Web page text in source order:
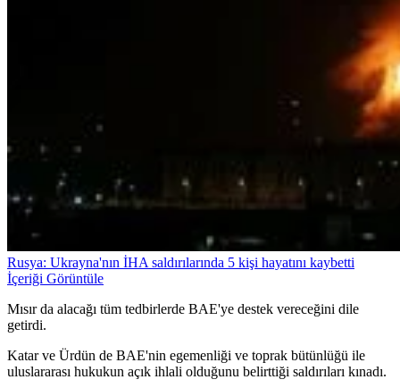
Rusya: Ukrayna'nın İHA saldırılarında 5 kişi hayatını kaybetti
İçeriği Görüntüle
Mısır da alacağı tüm tedbirlerde BAE'ye destek vereceğini dile
getirdi.
Katar ve Ürdün de BAE'nin egemenliği ve toprak bütünlüğü ile
uluslararası hukukun açık ihlali olduğunu belirttiği saldırıları kınadı.